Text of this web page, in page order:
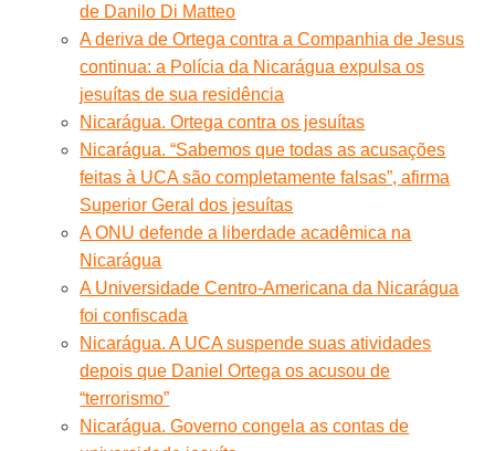
de Danilo Di Matteo
A deriva de Ortega contra a Companhia de Jesus
continua: a Polícia da Nicarágua expulsa os
jesuítas de sua residência
Nicarágua. Ortega contra os jesuítas
Nicarágua. “Sabemos que todas as acusações
feitas à UCA são completamente falsas”, afirma
Superior Geral dos jesuítas
A ONU defende a liberdade acadêmica na
Nicarágua
A Universidade Centro-Americana da Nicarágua
foi confiscada
Nicarágua. A UCA suspende suas atividades
depois que Daniel Ortega os acusou de
“terrorismo”
Nicarágua. Governo congela as contas de